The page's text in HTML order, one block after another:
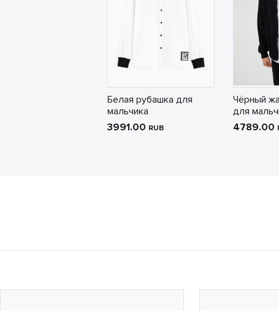
Белая рубашка для
мальчика
3991.00 RUB
Чёрный
для
4789.00